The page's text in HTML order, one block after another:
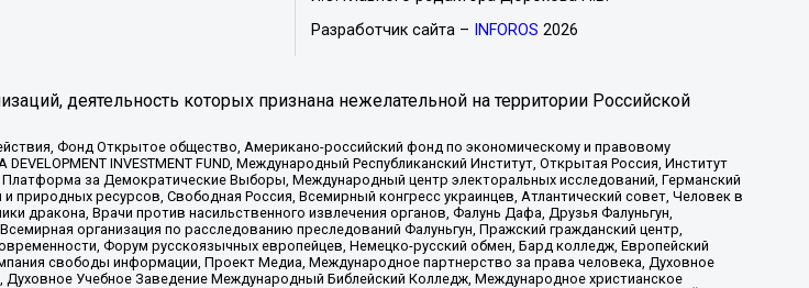
Разработчик сайта – INFOROS 2026
деятельность которых признана нежелательной на территории Российской
Фонд Открытое общество, Американо-российский фонд по экономическому и правовому
INVESTMENT FUND, Международный Республиканский Институт, Открытая Россия, Институт
за Демократические Выборы, Международный центр электоральных исследований, Германский
ресурсов, Свободная Россия, Всемирный конгресс украинцев, Атлантический совет, Человек в
Врачи против насильственного извлечения органов, Фалунь Дафа, Друзья Фалуньгун,
организация по расследованию преследований Фалуньгун, Пражский гражданский центр,
Форум русскоязычных европейцев, Немецко-русский обмен, Бард колледж, Европейский
свободы информации, Проект Медиа, Международное партнерство за права человека, Духовное
Учебное Заведение Международный Библейский Колледж, Международное христианское